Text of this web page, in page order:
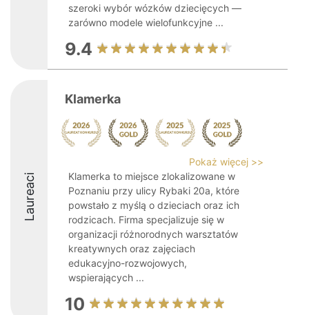
szeroki wybór wózków dziecięcych —
zarówno modele wielofunkcyjne ...
9.4
Laureaci
Klamerka
Pokaż więcej >>
Klamerka to miejsce zlokalizowane w
Poznaniu przy ulicy Rybaki 20a, które
powstało z myślą o dzieciach oraz ich
rodzicach. Firma specjalizuje się w
organizacji różnorodnych warsztatów
kreatywnych oraz zajęciach
edukacyjno-rozwojowych,
wspierających ...
10